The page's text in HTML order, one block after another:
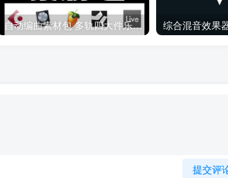
自动编曲素材包 多轨四大件乐器 Midi文件
提交评